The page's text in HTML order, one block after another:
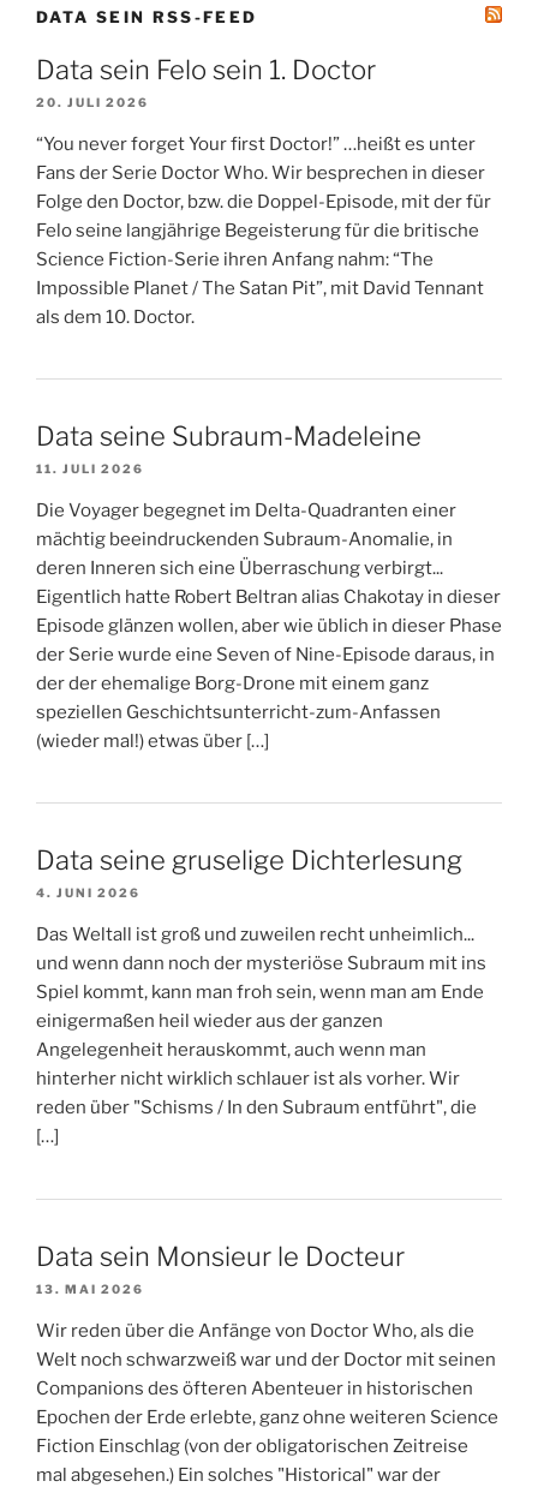
DATA SEIN RSS-FEED
Data sein Felo sein 1. Doctor
20. JULI 2026
“You never forget Your first Doctor!” …heißt es unter
Fans der Serie Doctor Who. Wir besprechen in dieser
Folge den Doctor, bzw. die Doppel-Episode, mit der für
Felo seine langjährige Begeisterung für die britische
Science Fiction-Serie ihren Anfang nahm: “The
Impossible Planet / The Satan Pit”, mit David Tennant
als dem 10. Doctor.
Data seine Subraum-Madeleine
11. JULI 2026
Die Voyager begegnet im Delta-Quadranten einer
mächtig beeindruckenden Subraum-Anomalie, in
deren Inneren sich eine Überraschung verbirgt...
Eigentlich hatte Robert Beltran alias Chakotay in dieser
Episode glänzen wollen, aber wie üblich in dieser Phase
der Serie wurde eine Seven of Nine-Episode daraus, in
der der ehemalige Borg-Drone mit einem ganz
speziellen Geschichtsunterricht-zum-Anfassen
(wieder mal!) etwas über […]
Data seine gruselige Dichterlesung
4. JUNI 2026
Das Weltall ist groß und zuweilen recht unheimlich...
und wenn dann noch der mysteriöse Subraum mit ins
Spiel kommt, kann man froh sein, wenn man am Ende
einigermaßen heil wieder aus der ganzen
Angelegenheit herauskommt, auch wenn man
hinterher nicht wirklich schlauer ist als vorher. Wir
reden über "Schisms / In den Subraum entführt", die
[…]
Data sein Monsieur le Docteur
13. MAI 2026
Wir reden über die Anfänge von Doctor Who, als die
Welt noch schwarzweiß war und der Doctor mit seinen
Companions des öfteren Abenteuer in historischen
Epochen der Erde erlebte, ganz ohne weiteren Science
Fiction Einschlag (von der obligatorischen Zeitreise
mal abgesehen.) Ein solches "Historical" war der